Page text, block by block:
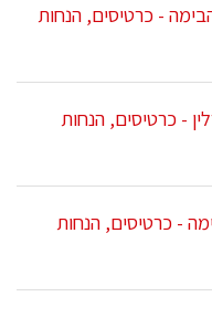
- כרטיסים, הנחות
- כרטיסים, הנחות
- כרטיסים, הנחות